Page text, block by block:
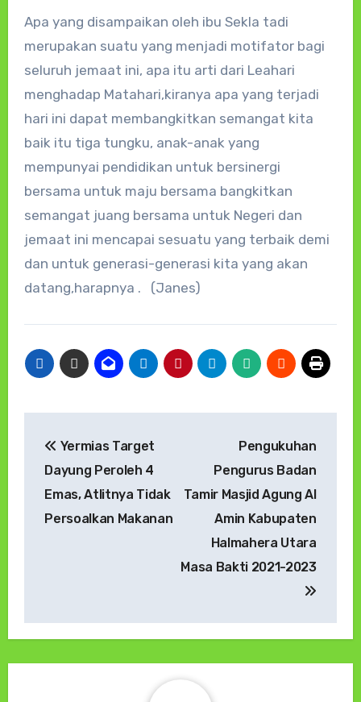
Apa yang disampaikan oleh ibu Sekla tadi
merupakan suatu yang menjadi motifator bagi
seluruh jemaat ini, apa itu arti dari Leahari
menghadap Matahari,kiranya apa yang terjadi
hari ini dapat membangkitkan semangat kita
baik itu tiga tungku, anak-anak yang
mempunyai pendidikan untuk bersinergi
bersama untuk maju bersama bangkitkan
semangat juang bersama untuk Negeri dan
jemaat ini mencapai sesuatu yang terbaik demi
dan untuk generasi-generasi kita yang akan
datang,harapnya . (Janes)
pos
Yermias Target
Dayung Peroleh 4
Emas, Atlitnya Tidak
Persoalkan Makanan
Pengukuhan
Pengurus Badan
Tamir Masjid Agung Al
Amin Kabupaten
Halmahera Utara
Masa Bakti 2021-2023